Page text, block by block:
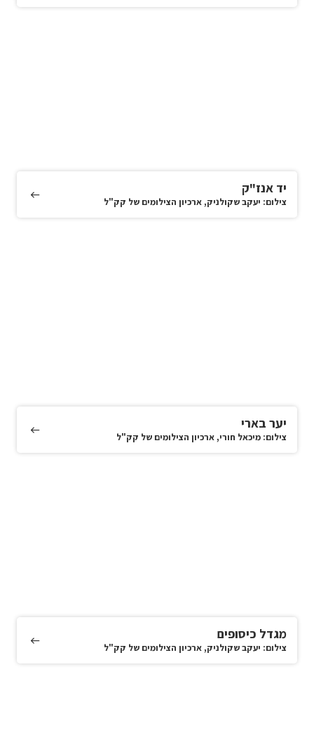
יד אנז"ק
צילום: יעקב שקולניק, ארכיון הצילומים של קק"ל
יער בארי
צילום: מיכאל חורי, ארכיון הצילומים של קק"ל
מגדל כיסופים
צילום: יעקב שקולניק, ארכיון הצילומים של קק"ל